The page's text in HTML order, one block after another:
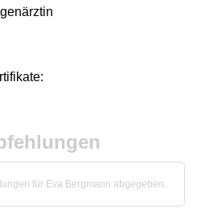
für Eva Bergmann abgegeben.